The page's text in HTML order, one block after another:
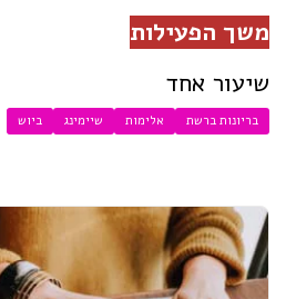
משך הפעילות
שיעור אחד
בריונות ברשת אלימות שיימינג ביוש